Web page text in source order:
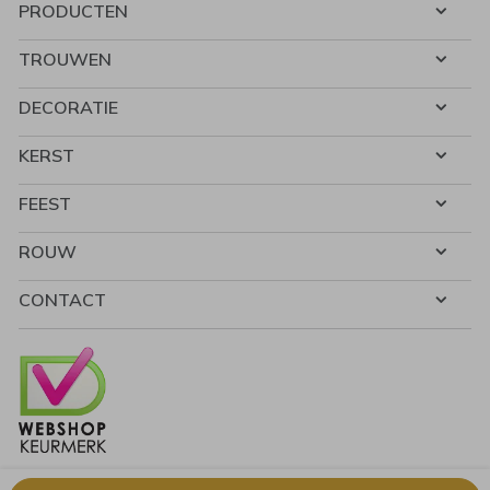
PRODUCTEN
TROUWEN
DECORATIE
KERST
FEEST
ROUW
CONTACT